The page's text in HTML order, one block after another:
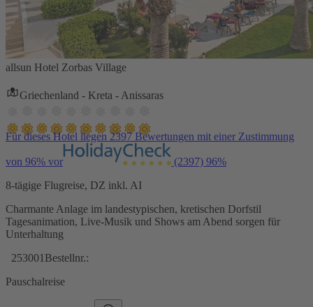
allsun Hotel Zorbas Village
Griechenland - Kreta - Anissaras
Für dieses Hotel liegen 2397 Bewertungen mit einer Zustimmung
von 96% vor (2397) 96%
8-tägige Flugreise, DZ inkl. AI
Charmante Anlage im landestypischen, kretischen Dorfstil
Tagesanimation, Live-Musik und Shows am Abend sorgen für
Unterhaltung
253001 Bestellnr.:
Pauschalreise